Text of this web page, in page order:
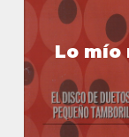
Lo mío